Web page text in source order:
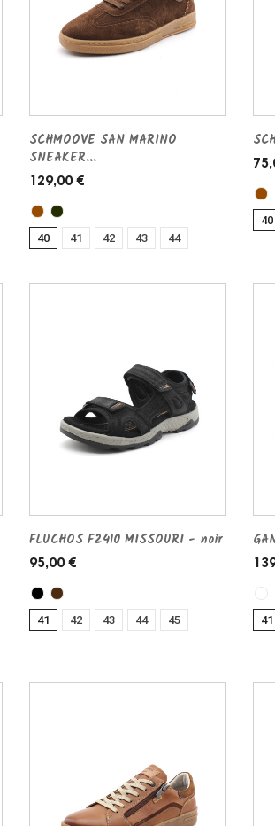
SCHMOOVE SAN MARINO
SNEAKER...
129,00 €
40 41 42 43 44
40
FLUCHOS F2410 MISSOURI - noir
95,00 €
41 42 43 44 45 41